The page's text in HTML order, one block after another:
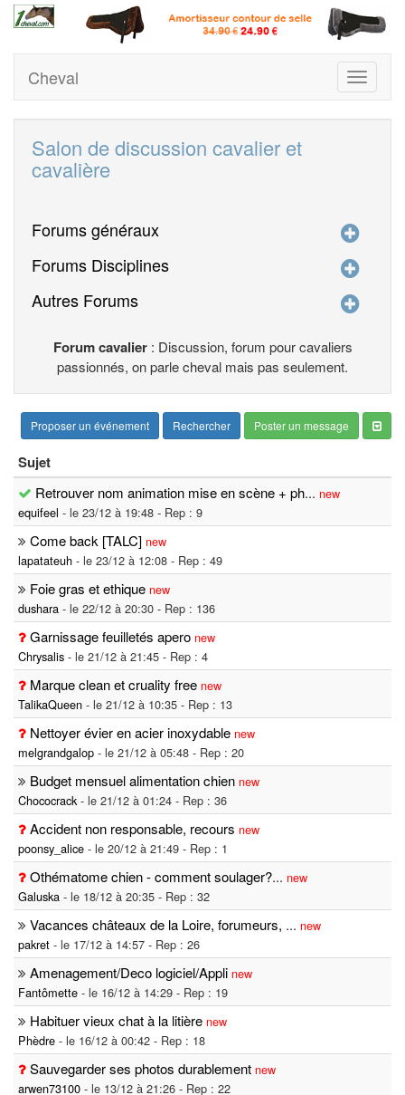
Toggle
Cheval
Salon de discussion cavalier et
cavalière
Forums généraux
Forums Disciplines
Autres Forums
Forum cavalier: Discussion, forum pour cavaliers
passionnés, on parle cheval mais pas seulement.
Proposer un événement Rechercher Poster un message
Sujet
Retrouver nom animation mise en scène + ph... new
equifeel - le 23/12 à 19:48 - Rep : 9
Come back [TALC] new
lapatateuh - le 23/12 à 12:08 - Rep : 49
Foie gras et ethique new
dushara - le 22/12 à 20:30 - Rep : 136
Garnissage feuilletés apero new
Chrysalis - le 21/12 à 21:45 - Rep : 4
Marque clean et cruality free new
TalikaQueen - le 21/12 à 10:35 - Rep : 13
Nettoyer évier en acier inoxydable new
melgrandgalop - le 21/12 à 05:48 - Rep : 20
Budget mensuel alimentation chien new
Chococrack- le 21/12 à 01:24 - Rep : 36
Accident non responsable, recours new
poonsy_alice - le 20/12 à 21:49 - Rep : 1
Othématome chien - comment soulager?... new
Galuska - le 18/12 à 20:35 - Rep : 32
Vacances châteaux de la Loire, forumeurs, ... new
pakret - le 17/12 à 14:57 - Rep : 26
Amenagement/Deco logiciel/Appli new
Fantômette - le 16/12 à 14:29 - Rep : 19
Habituer vieux chat à la litière new
Phèdre - le 16/12 à 00:42 - Rep : 18
Sauvegarder ses photos durablement new
arwen73100 - le 13/12 à 21:26 - Rep : 22